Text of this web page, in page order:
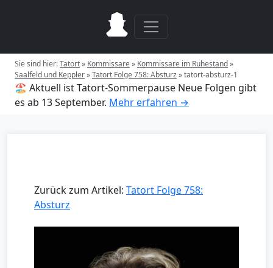
Sie sind hier:Tatort» Kommissare» Kommissare im Ruhestand»
Saalfeld und Keppler»Tatort Folge 758: Absturz»tatort-absturz-1
🏖️ Aktuell ist Tatort-Sommerpause Neue Folgen gibt
es ab 13 September. Mehr erfahren →
Zurück zum Artikel: Tatort Folge 758:
Absturz